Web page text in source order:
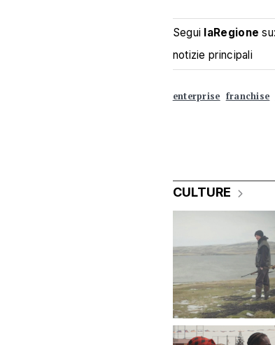
Segui laRegione su:
notizie principali
enterprise franchise
CULTURE